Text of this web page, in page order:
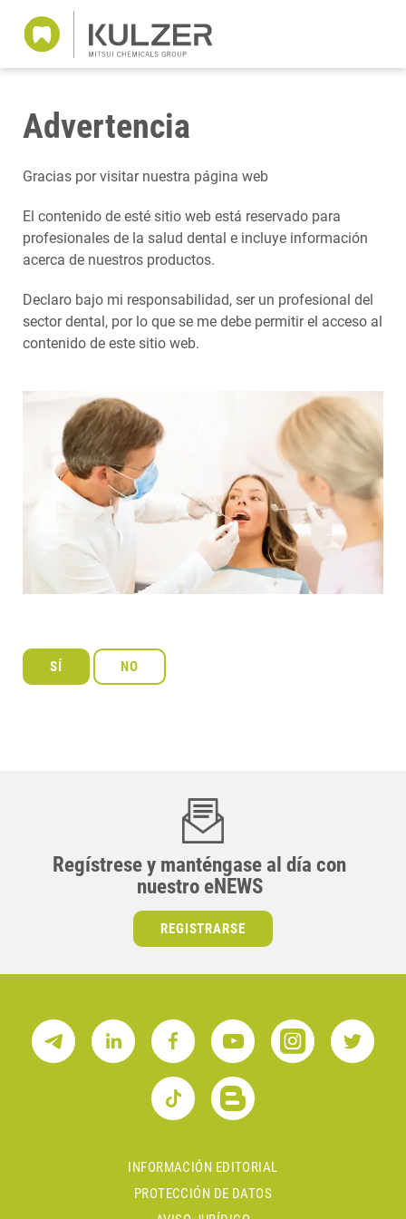
Advertencia
Gracias por visitar nuestra página web
El contenido de esté sitio web está reservado para
profesionales de la salud dental e incluye información
acerca de nuestros productos.
Declaro bajo mi responsabilidad, ser un profesional del
sector dental, por lo que se me debe permitir el acceso al
contenido de este sitio web.
Regístrese y manténgase al día con
nuestro eNEWS
REGISTRARSE
INFORMACIÓN EDITORIAL
PROTECCIÓN DE DATOS